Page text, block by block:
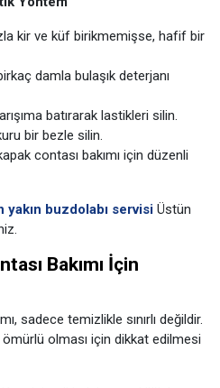
kir ve küf birikmemişse, hafif bir
damla bulaşık deterjanı
batırarak lastikleri silin.
bir bezle silin.
contası bakımı için düzenli
yakın buzdolabı servisi Üstün
Bakımı İçin
sadece temizlikle sınırlı değildir.
olması için dikkat edilmesi